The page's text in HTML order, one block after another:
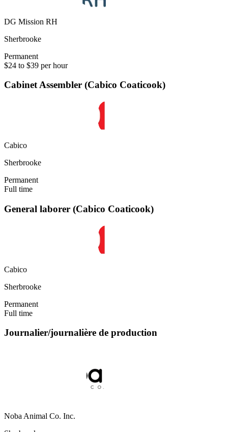
DG Mission RH
Sherbrooke
Permanent
$24 to $39 per hour
Cabinet Assembler (Cabico Coaticook)
Cabico
Sherbrooke
Permanent
Full time
General laborer (Cabico Coaticook)
Cabico
Sherbrooke
Permanent
Full time
Journalier/journalière de production
Noba Animal Co. Inc.